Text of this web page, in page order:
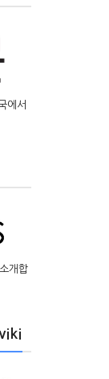
에서
개합